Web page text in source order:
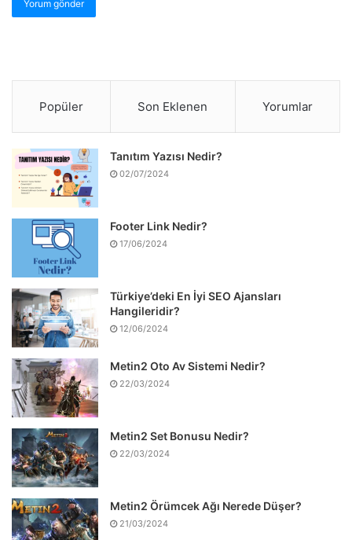
Popüler Son Eklenen Yorumlar
Tanıtım Yazısı Nedir?
02/07/2024
Footer Link Nedir?
17/06/2024
Türkiye’deki En İyi SEO Ajansları
Hangileridir?
12/06/2024
Metin2 Oto Av Sistemi Nedir?
22/03/2024
Metin2 Set Bonusu Nedir?
22/03/2024
Metin2 Örümcek Ağı Nerede Düşer?
21/03/2024